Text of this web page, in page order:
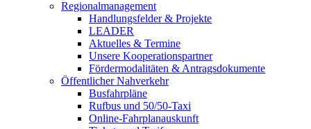
Regionalmanagement
Handlungsfelder & Projekte
LEADER
Aktuelles & Termine
Unsere Kooperationspartner
Fördermodalitäten & Antragsdokumente
Öffentlicher Nahverkehr
Busfahrpläne
Rufbus und 50/50-Taxi
Online-Fahrplanauskunft